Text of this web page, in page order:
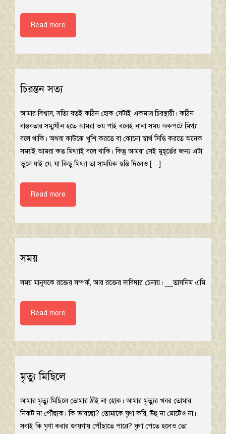
Read more
চিরন্তন সত্য
আমার বিশ্বাস, সত্যি যতই কঠিন হোক সেটাই একমাত্র চিরস্থায়ী। কঠিন
বাস্তবতার সম্মুখীন হতে আমরা ভয় পাই বলেই নানা সময় অকপটে মিথ্যা
বলে থাকি। অথবা কাউকে খুশি করতে বা কোনো স্বার্থ সিদ্ধি করতে অনেক
সময়ই আমরা কত মিথ্যাই বলে থাকি। কিন্তু আমরা সেই মুহূর্তের জন্য এটা
ভুলে যাই যে, যা কিছু মিথ্যা তা সাময়িক স্বস্তি দিলেও […]
Read more
সময়
সময় মানুষকে রক্তের সম্পর্ক, আর রক্তের দাবিদার চেনায়। __তাসনিম এমি
Read more
মৃত্যু মিছিলে
আমার মৃত্যু মিছিলে তোমার ঠাঁই না হোক। আমার মৃত্যুর খবর তোমার
নিকট না পৌঁছাক। কি ভাবছো? তোমাকে ঘৃণা করি, উহু না মোটেও না।
সবাই কি ঘৃণা করার জায়গায় পৌঁছাতে পারে? ঘৃণা পেতে হলেও তো